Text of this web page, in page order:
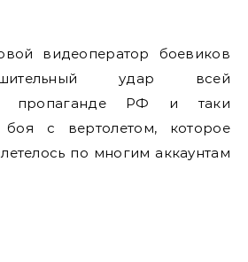
видеоператор боевиков
удар всей
пропаганде РФ и таки
с вертолетом, которое
по многим аккаунтам